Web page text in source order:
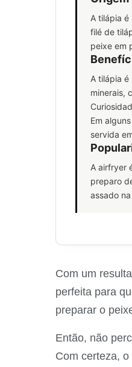
A tilápia
filé de
peixe em
A tilápia
minerais,
Em
servida
A airfryer
preparo
assado
Com um
perfeita para
preparar o
Então, não
Com certeza,